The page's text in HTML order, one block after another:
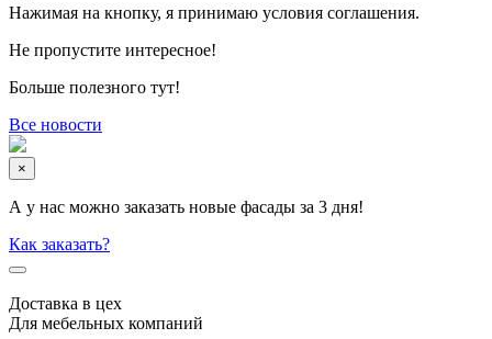
Нажимая на кнопку, я принимаю условия соглашения.
Не пропустите интересное!
Больше полезного тут!
Все новости
×
А у нас можно заказать новые фасады за 3 дня!
Как заказать?
Доставка в цех
Для мебельных компаний